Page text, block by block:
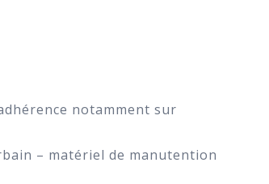
notamment sur
– matériel de manutention